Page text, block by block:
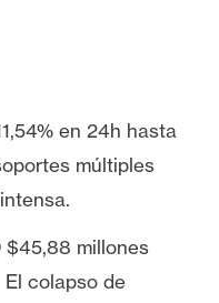
en 24h hasta
múltiples
$45,88 millones
colapso de